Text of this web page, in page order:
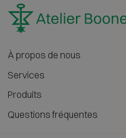
À propos de nous
Services
Produits
Questions fréquentes